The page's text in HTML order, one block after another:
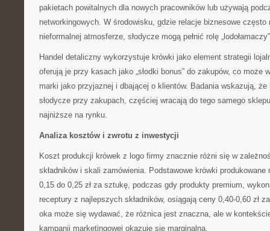
pakietach powitalnych dla nowych pracowników lub używają
networkingowych. W środowisku, gdzie relacje biznesowe często
nieformalnej atmosferze, słodycze mogą pełnić rolę
Handel detaliczny wykorzystuje krówki jako element strategii
oferują je przy kasach jako „słodki bonus” do zakupów, co może
marki jako przyjaznej i dbającej o klientów. Badania wskazują,
słodycze przy zakupach, częściej wracają do tego samego
najniższe na rynku.
Analiza kosztów i zwrotu z inwestycji
Koszt produkcji krówek z logo firmy znacznie różni się w
składników i skali zamówienia. Podstawowe krówki
0,15 do 0,25 zł za sztukę, podczas gdy produkty premium,
receptury z najlepszych składników, osiągają ceny 0,40-0,60 zł
oka może się wydawać, że różnica jest znaczna, ale w
kampanii marketingowej okazuje się marginalna.